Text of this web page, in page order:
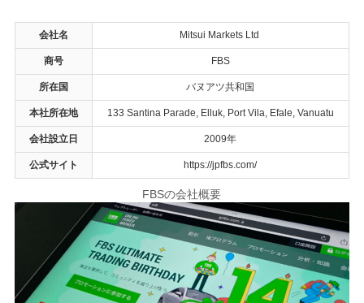
会社名 Mitsui Markets Ltd
商号 FBS
所在国 バヌアツ共和国
本社所在地 133 Santina Parade, Elluk, Port Vila, Efale, Vanuatu
会社設立日 2009年
公式サイト https://jpfbs.com/
FBSの会社概要